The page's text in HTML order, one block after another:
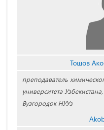
Тошов
преподаватель
университета
Вузгородок НУУз